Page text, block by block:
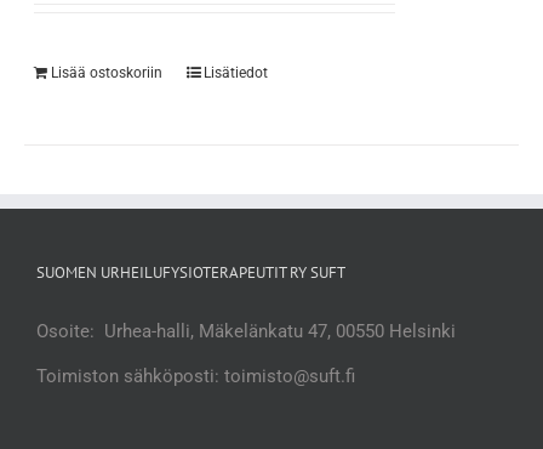
Lisää ostoskoriin Lisätiedot
SUOMEN URHEILUFYSIOTERAPEUTIT RY SUFT
Osoite: Urhea-halli, Mäkelänkatu 47, 00550 Helsinki
Toimiston sähköposti: toimisto@suft.fi